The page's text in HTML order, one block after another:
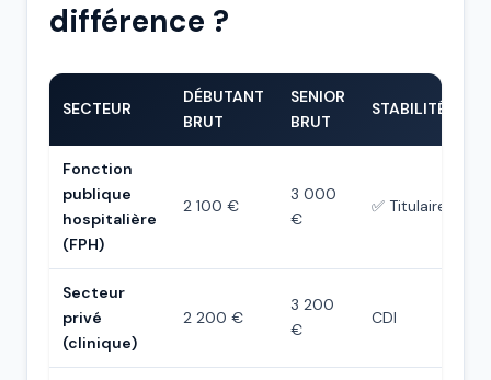
différence ?
SECTEUR
DÉBUTANT
BRUT
SENIOR
BRUT
STABILITÉ
Fonction
publique
hospitalière
(FPH)
2 100 €
3 000
€
✅ Titulaire
Secteur
privé
(clinique)
2 200 €
3 200
€
CDI